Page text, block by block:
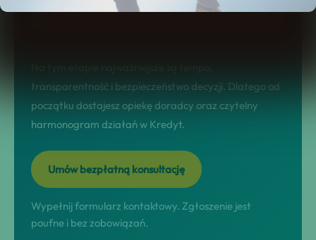
przeprowadzenie procesu i domknięcie
transparentność i bezpieczeństwo decyzji. Dlatego od
początku dostajesz opiekę doradcy oraz czytelny
harmonogram działań w Kredyt.
Umów bezpłatną konsultację
Wypełnij formularz kontaktowy. Zgłoszenie jest
poufne i bez zobowiązań.